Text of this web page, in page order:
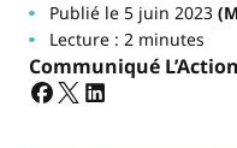
Publié le 5 juin 2023
Lecture : 2 minutes
Communiqué L’Action